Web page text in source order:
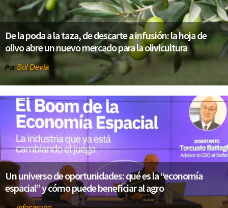
De la poda a la taza, de descarte a infusión: la hoja de
olivo abre un nuevo mercado para la olivicultura
Por Sol Devia
Un universo de oportunidades: qué es la “economía
espacial” y cómo puede beneficiar al agro